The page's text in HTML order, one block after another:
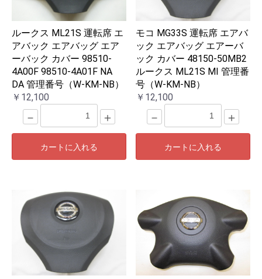
ルークス ML21S 運転席 エ
アバック エアバッグ エア
ーバック カバー 98510-
4A00F 98510-4A01F NA
DA 管理番号（W-KM-NB）
￥12,100
－ ＋
カートに入れる
モコ MG33S 運転席 エアバ
ック エアバッグ エアーバ
ック カバー 48150-50MB2
ルークス ML21S MI 管理番
号（W-KM-NB）
￥12,100
－ ＋
カートに入れる